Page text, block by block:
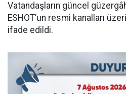
Vatandaşların güncel
ESHOT’un resmi kanalları
ifade edildi.